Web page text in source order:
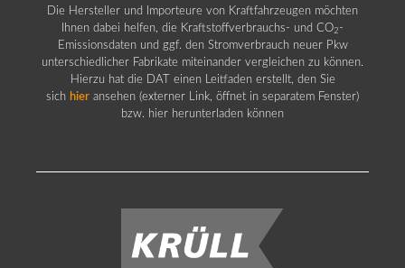
Die Hersteller und Importeure von Kraftfahrzeugen möchten
Ihnen dabei helfen, die Kraftstoffverbrauchs- und CO2 -
Emissionsdaten und ggf. den Stromverbrauch neuer Pkw
unterschiedlicher Fabrikate miteinander vergleichen zu können.
Hierzu hat die DAT einen Leitfaden erstellt, den Sie
sich hier ansehen (externer Link, öffnet in separatem Fenster)
bzw. hier herunterladen können